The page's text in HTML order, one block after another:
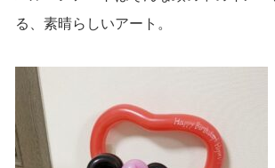
る、素晴らしいアート。